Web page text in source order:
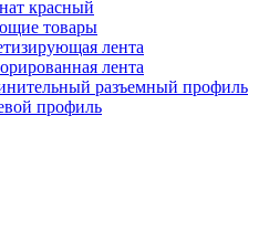
красный
товары
лента
лента
разъемный профиль
профиль